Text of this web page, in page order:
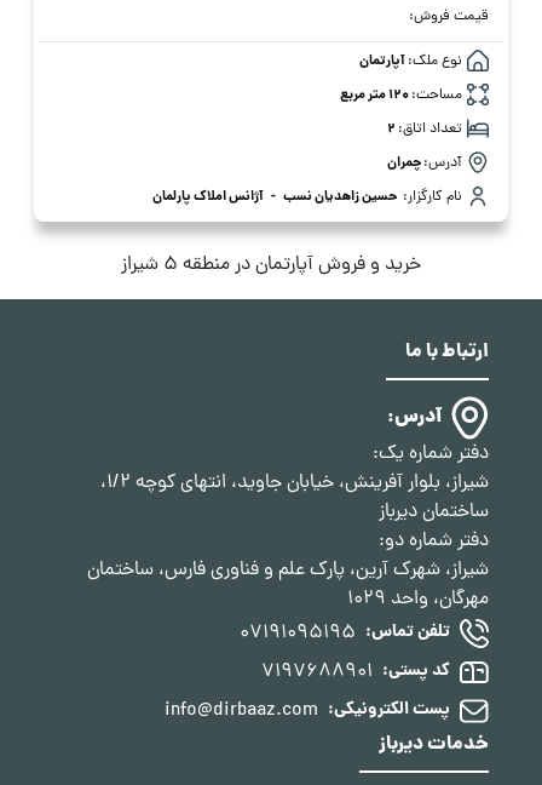
قیمت فروش:
نوع ملک:آپارتمان
مساحت:120 متر مربع
تعداد اتاق: 2
آدرس:چمران
نام کارگزار: حسین زاهدیان نسب - آژانس املاک پارلمان
خرید و فروش آپارتمان در منطقه 5 شیراز
ارتباط با ما
آدرس:
دفتر شماره یک:
شیراز، بلوار آفرینش، خیابان جاوید، انتهای کوچه 1/2،
ساختمان دیرباز
دفتر شماره دو:
شیراز، شهرک آرین، پارک علم و فناوری فارس، ساختمان
مهرگان، واحد 1029
تلفن تماس: 07191095195
کد پستی: 7197688901
پست الکترونیکی: info@dirbaaz.com
خدمات دیرباز